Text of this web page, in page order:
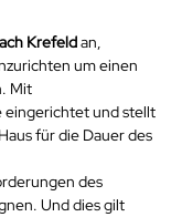
Krefeld an,
um einen
Mit
eingerichtet und stellt
für die Dauer des
des
Und dies gilt